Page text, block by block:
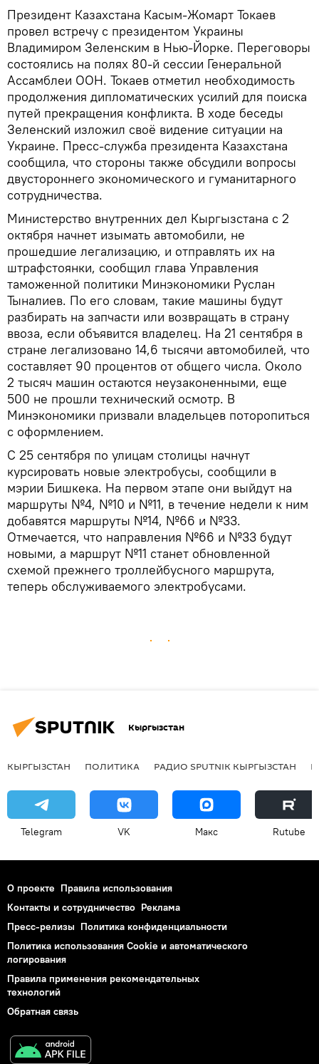
Президент Казахстана Касым-Жомарт Токаев
провел встречу с президентом Украины
Владимиром Зеленским в Нью-Йорке. Переговоры
состоялись на полях 80-й сессии Генеральной
Ассамблеи ООН. Токаев отметил необходимость
продолжения дипломатических усилий для поиска
путей прекращения конфликта. В ходе беседы
Зеленский изложил своё видение ситуации на
Украине. Пресс-служба президента Казахстана
сообщила, что стороны также обсудили вопросы
двустороннего экономического и гуманитарного
сотрудничества.
Министерство внутренних дел Кыргызстана с 2
октября начнет изымать автомобили, не
прошедшие легализацию, и отправлять их на
штрафстоянки, сообщил глава Управления
таможенной политики Минэкономики Руслан
Тыналиев. По его словам, такие машины будут
разбирать на запчасти или возвращать в страну
ввоза, если объявится владелец. На 21 сентября в
стране легализовано 14,6 тысячи автомобилей, что
составляет 90 процентов от общего числа. Около
2 тысяч машин остаются неузаконенными, еще
500 не прошли технический осмотр. В
Минэкономики призвали владельцев поторопиться
с оформлением.
С 25 сентября по улицам столицы начнут
курсировать новые электробусы, сообщили в
мэрии Бишкека. На первом этапе они выйдут на
маршруты №4, №10 и №11, в течение недели к ним
добавятся маршруты №14, №66 и №33.
Отмечается, что направления №66 и №33 будут
новыми, а маршрут №11 станет обновленной
схемой прежнего троллейбусного маршрута,
теперь обслуживаемого электробусами.
Кыргызстан
КЫРГЫЗСТАН ПОЛИТИКА РАДИО SPUTNIK КЫРГЫЗСТАН
Telegram VK Макс Rutube
О проекте Правила использования
Контакты и сотрудничество Реклама
Пресс-релизы Политика конфиденциальности
Политика использования Cookie и автоматического
логирования
Правила применения рекомендательных
технологий
Обратная связь